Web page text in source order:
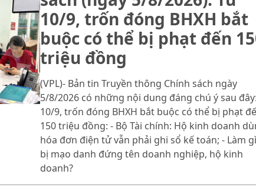
10/9, trốn đóng BHXH bắt
buộc có thể bị phạt đến
triệu đồng
(VPL)- Bản tin Truyền thông Chính sách ngày
5/8/2026 có những nội dung đáng chú ý sau
10/9, trốn đóng BHXH bắt buộc có thể bị phạt
150 triệu đồng: - Bộ Tài chính: Hộ kinh doanh
hóa đơn điện tử vẫn phải ghi sổ kế toán; - Làm
bị mạo danh đứng tên doanh nghiệp, hộ kinh
doanh?